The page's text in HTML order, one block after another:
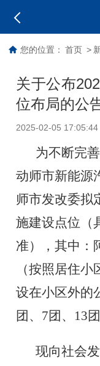
您的位置： 首页 >
关于公布
位布局的公
2025-02-05 17:05:44
为不断完
动师市新能源
师市发改委拟
施建设点位（
准），其中：
（按照居住
设在小区外的
团、7团、13
现向社会